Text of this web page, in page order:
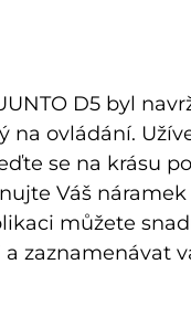
D5 byl
na ovládání.
se na krásu
Váš
můžete
zaznamenávat